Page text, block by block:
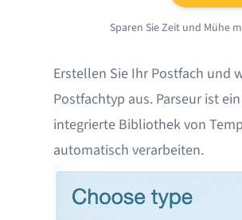
Sparen Sie Zeit und Mühe
Erstellen Sie Ihr Postfach und
Postfachtyp aus. Parseur ist
integrierte Bibliothek von
automatisch verarbeiten.